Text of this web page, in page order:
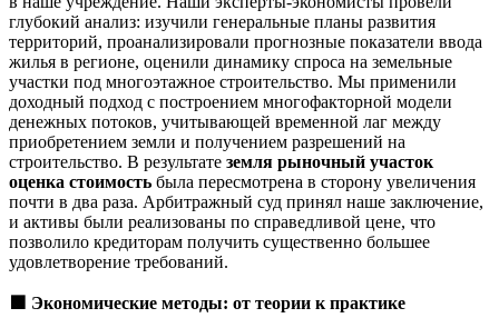
глубокий анализ: изучили генеральные планы развития
территорий, проанализировали прогнозные показатели ввода
жилья в регионе, оценили динамику спроса на земельные
участки под многоэтажное строительство. Мы применили
доходный подход с построением многофакторной модели
денежных потоков, учитывающей временной лаг между
приобретением земли и получением разрешений на
строительство. В результате земля рыночный участок
оценка стоимость была пересмотрена в сторону увеличения
почти в два раза. Арбитражный суд принял наше заключение,
и активы были реализованы по справедливой цене, что
позволило кредиторам получить существенно большее
удовлетворение требований.
Экономические методы: от теории к практике